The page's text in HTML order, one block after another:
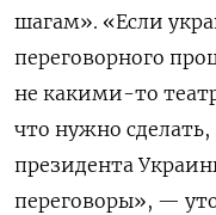
шагам». «Если
переговорного
не какими-то
что нужно
президента
переговоры», —